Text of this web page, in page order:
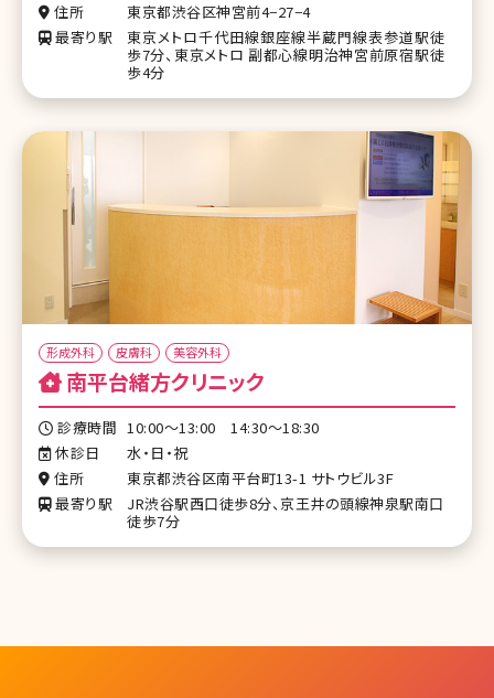
住所
東京都渋谷区神宮前4−27−4
最寄り駅
東京メトロ千代田線銀座線半蔵門線表参道駅徒
歩7分、東京メトロ 副都心線明治神宮前原宿駅徒
歩4分
形成外科 皮膚科 美容外科
南平台緒方クリニック
診療時間 10:00～13:00 14:30～18:30
休診日
水・日・祝
住所
東京都渋谷区南平台町13-1 サトウビル3F
最寄り駅
JR渋谷駅西口徒歩8分、京王井の頭線神泉駅南口
徒歩7分